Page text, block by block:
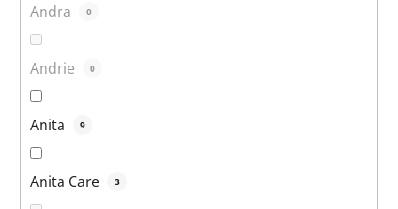
Andra 0
Andrie 0
Anita 9
Anita Care 3